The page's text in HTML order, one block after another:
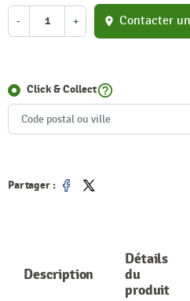
- + location_on Contacter
Click & Collecthelp_outline
Partager :
Partager
Tweet
Description
Détails
du
produit